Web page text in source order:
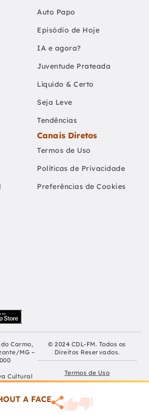
A FACE
Auto Papo
Episódio de Hoje
IA e agora?
Juventude Prateada
Líquido & Certo
Seja Leve
Tendências
Canais Diretos
Termos de Uso
Políticas de Privacidade
Preferências de Cookies
Carmo,
MG –
Cultural
Lojistas
0001-90
© 2024 CDL-FM. Todos os
Direitos Reservados.
Termos de Uso
Preferências de Cookies